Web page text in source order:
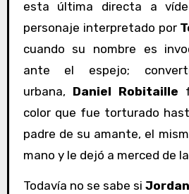
esta última directa a
personaje interpretado por
cuando su nombre es
ante el espejo;
urbana, Daniel Robitaille
color que fue torturado
padre de su amante, el
mano y le dejó a merced de
Todavía no se sabe si